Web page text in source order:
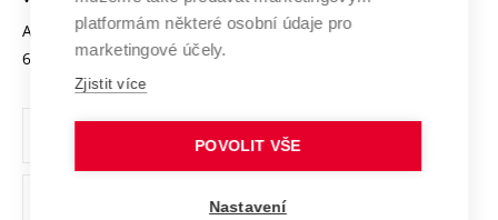
Projekty ze strukturálních fondů
Specifický výzkum
Vyznamenání
Organizační struktura
Ochrana osobních údajů
Antonínská 548/1
602 00 Brno
www.vut.cz
vut@vutbr.cz
platformám některé osobní údaje pro
marketingové účely.
Zjistit více
POVOLIT VŠE
Nastavení